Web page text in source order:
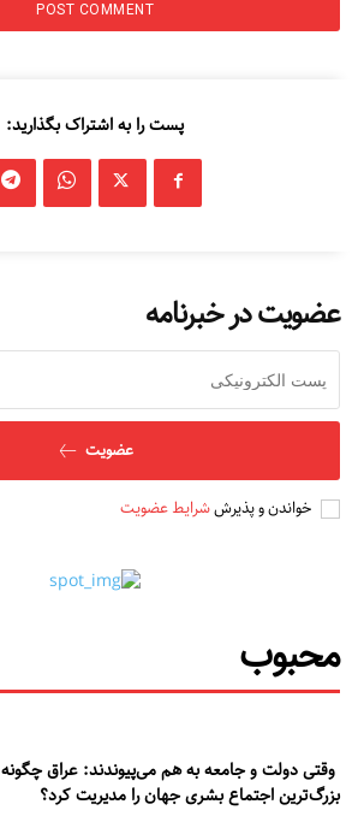
پست را به اشتراک بگذارید:
عضویت در خبرنامه
عضویت
خواندن و پذیرششرایط عضویت
محبوب
وقتی دولت و جامعه به هم می‌پیوندند: عراق چگونه
بزرگ‌ترین اجتماع بشری جهان را مدیریت کرد؟